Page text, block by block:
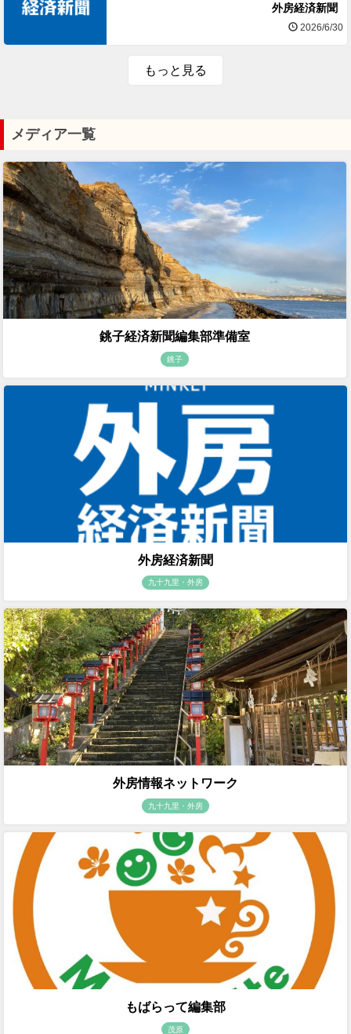
外房経済新聞
2026/6/30
もっと見る
メディア一覧
銚子経済新聞編集部準備室
銚子
外房経済新聞
九十九里・外房
外房情報ネットワーク
九十九里・外房
もばらって編集部
茂原